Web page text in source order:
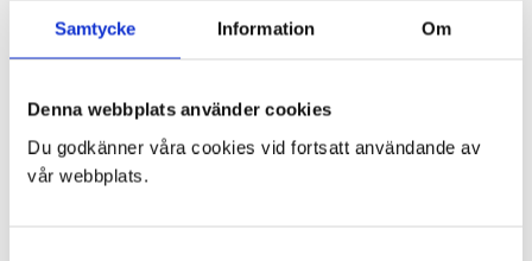
Samtycke Information Om
Denna webbplats använder cookies
Du godkänner våra cookies vid fortsatt användande av
vår webbplats.
Avbokning & Reklamation
Kontakta oss
Till kassan